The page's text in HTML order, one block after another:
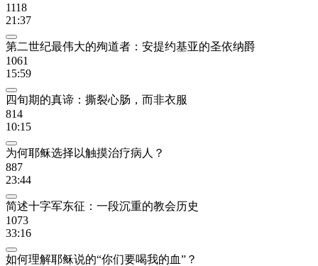
1118
21:37
第二世纪最伟大的殉道者：安提约基亚的圣依纳爵
1061
15:59
四旬期的真谛：撕裂心肠，而非衣服
814
10:15
为何耶稣选择以触摸治疗病人？
887
23:44
简述十字军东征：一段沉重的教会历史
1073
33:16
如何理解耶稣说的“你们要喝我的血”？